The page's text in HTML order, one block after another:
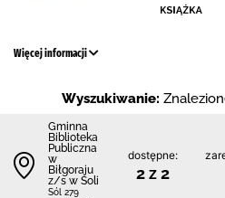
Więcej informacji
Wyszukiwanie:
Gminna
Biblioteka
Publiczna
w
Biłgoraju
z/s w Soli
Sól 279
dostępne:
2 z 2